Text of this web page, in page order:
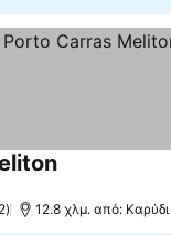
Εμφάνιση
12.8 χλμ. από: Καρύδι